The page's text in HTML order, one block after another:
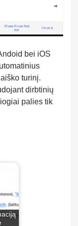
bei iOS
turinį.
dirbtinių
palies tik